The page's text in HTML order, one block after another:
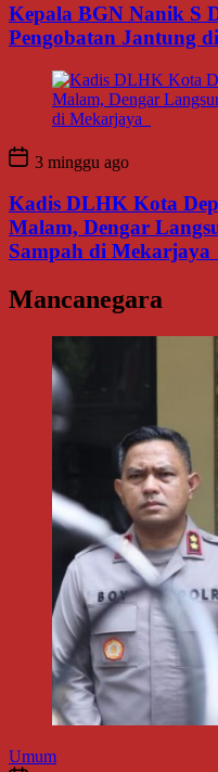
Kepala BGN Nanik S
Pengobatan Jantung
3 minggu ago
Kadis DLHK Kota
Malam, Dengar
Sampah di Mekarjaya
Mancanegara
Umum